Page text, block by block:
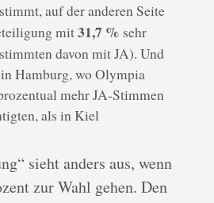
auf der anderen Seite
mit31,7 % sehr
stimmten davon mit JA). Und
Hamburg, wo Olympia
mehr JA-Stimmen
als in Kiel
sieht anders aus, wenn
zur Wahl gehen. Den